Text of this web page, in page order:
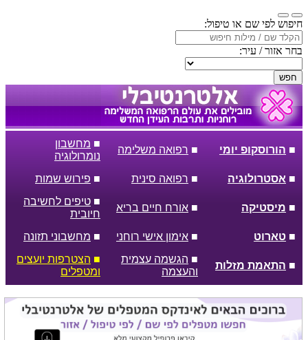
חיפוש לפי שם או טיפול:
בחר אזור / עיר:
חפש
■ הורוסקופ יומי ■ רפואה משלימה
■ מחשבון
נומרולוגיה
■ אסטרולוגיה ■ רפואה סינית ■ פירוש שמות
■ מיסטיקה ■ אורח חיים בריא
■ טיפים לחשיבה
חיובית
■ טארוט ■ אימון אישי רוחני ■ מחשבוני תזונה
■ התאמת מזלות
■ הגשמה עצמית
והעצמה
■ הצטרפות יועצים
ומטפלים